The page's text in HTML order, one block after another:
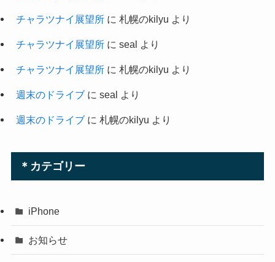
チャラツナイ展望所に 札幌のkilyu より
チャラツナイ展望所に seal より
チャラツナイ展望所に 札幌のkilyu より
週末のドライブに seal より
週末のドライブに 札幌のkilyu より
＊カテゴリー
iPhone
お知らせ